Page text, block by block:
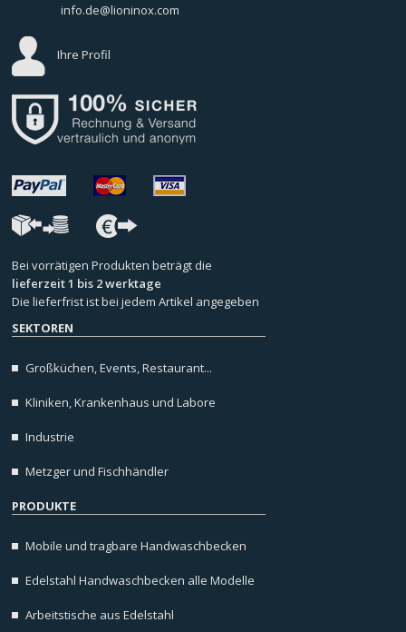
info.de@lioninox.com
Ihre Profil
Bei vorrätigen Produkten beträgt die
lieferzeit 1 bis 2 werktage
Die lieferfrist ist bei jedem Artikel angegeben
SEKTOREN
Großküchen, Events, Restaurant...
Kliniken, Krankenhaus und Labore
Industrie
Metzger und Fischhändler
PRODUKTE
Mobile und tragbare Handwaschbecken
Edelstahl Handwaschbecken alle Modelle
Arbeitstische aus Edelstahl